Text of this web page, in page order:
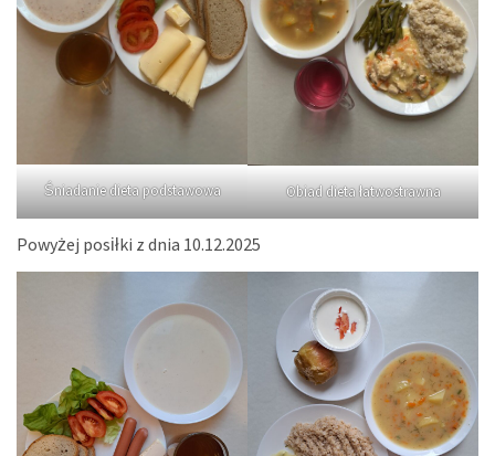
Śniadanie dieta podstawowa Obiad dieta łatwostrawna
Powyżej posiłki z dnia 10.12.2025